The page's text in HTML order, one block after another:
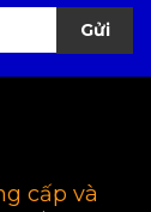
Gửi
cấp và